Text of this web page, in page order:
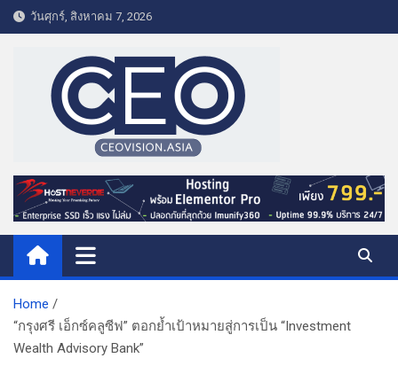
k
e
t
วันศุกร์, สิงหาคม 7, 2026
CEO VISION.ASIA
Business & Lifestyle
Home
“กรุงศรี เอ็กซ์คลูซีฟ” ตอกย้ำเป้าหมายสู่การเป็น “Investment
Wealth Advisory Bank”